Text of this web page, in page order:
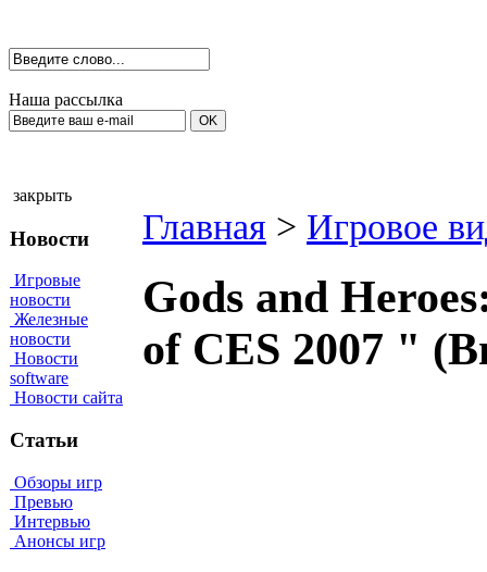
Наша рассылка
закрыть
Новости
Игровые
новости
Железные
новости
Новости
software
Новости сайта
Статьи
Обзоры игр
Превью
Интервью
Анонсы игр
Главная > Игровое
Gods and
of CES 2007 "